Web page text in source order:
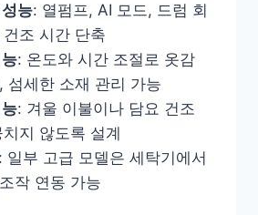
능: 열펌프, AI 모드, 드럼 회
조 시간 단축
: 온도와 시간 조절로 옷감
섬세한 소재 관리 가능
: 겨울 이불이나 담요 건조
지 않도록 설계
: 일부 고급 모델은 세탁기에서
작 연동 가능